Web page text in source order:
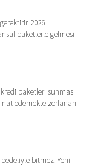
2026
paketlerle gelmesi
paketleri sunması
ödemekte zorlanan
bedeliyle bitmez. Yeni